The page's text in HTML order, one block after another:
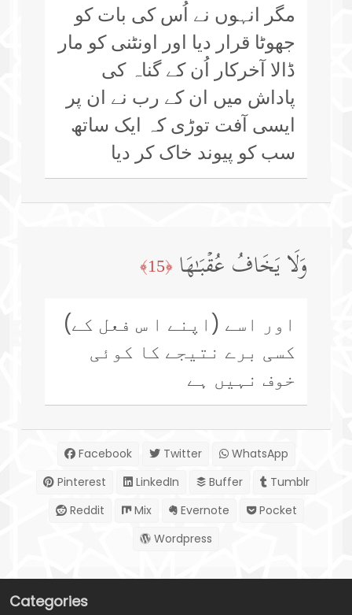
مگر انہوں نے اُس کی بات کو
جھوٹا قرار دیا اور اونٹنی کو مار
ڈالا آخرکار اُن کے گناہ کی
پاداش میں ان کے رب نے ان پر
ایسی آفت توڑی کہ ایک ساتھ
سب کو پیوند خاک کر دیا
وَلَا یَخَافُ عُقۡبَـٰهَا ﴿15﴾
اور اسے (اپنے ا س فعل کے)
کسی برے نتیجے کا کوئی
خوف نہیں ہے
Facebook Twitter
WhatsApp
Pinterest
LinkedIn Buffer
Tumblr
Reddit
Mix Evernote
Pocket
Wordpress
Categories